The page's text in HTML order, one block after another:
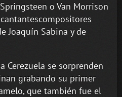
o Van Morrison
Joaquín Sabina y de
Cerezuela se sorprenden
grabando su primer
que también fue el